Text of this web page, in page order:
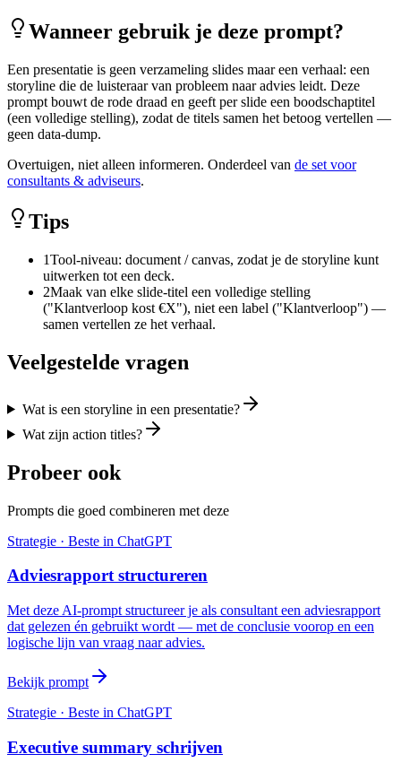
Wanneer gebruik je deze prompt?
Een presentatie is geen verzameling slides maar een verhaal: een
storyline die de luisteraar van probleem naar advies leidt. Deze
prompt bouwt de rode draad en geeft per slide een boodschaptitel
(een volledige stelling), zodat de titels samen het betoog vertellen —
geen data-dump.
Overtuigen, niet alleen informeren. Onderdeel van de set voor
consultants & adviseurs.
Tips
1Tool-niveau: document / canvas, zodat je de storyline kunt
uitwerken tot een deck.
2Maak van elke slide-titel een volledige stelling
("Klantverloop kost €X"), niet een label ("Klantverloop") —
samen vertellen ze het verhaal.
Veelgestelde vragen
Wat is een storyline in een presentatie?
Wat zijn action titles?
Probeer ook
Prompts die goed combineren met deze
Strategie · Beste in ChatGPT
Adviesrapport structureren
Met deze AI-prompt structureer je als consultant een adviesrapport
dat gelezen én gebruikt wordt — met de conclusie voorop en een
logische lijn van vraag naar advies.
Bekijk prompt
Strategie · Beste in ChatGPT
Executive summary schrijven